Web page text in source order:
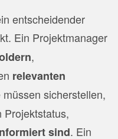
entscheidender
Ein Projektmanager
,
relevanten
sicherstellen,
Projektstatus,
sind. Ein